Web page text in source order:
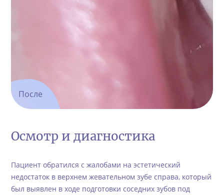
После
Осмотр и диагностика
Пациент обратился с жалобами на эстетический
недостаток в верхнем жевательном зубе справа, который
был выявлен в ходе подготовки соседних зубов под